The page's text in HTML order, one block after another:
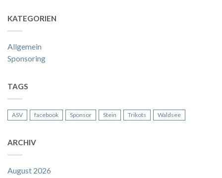
KATEGORIEN
Allgemein
Sponsoring
TAGS
ASV facebook Sponsor Stein Trikots Waldsee
ARCHIV
August 2026